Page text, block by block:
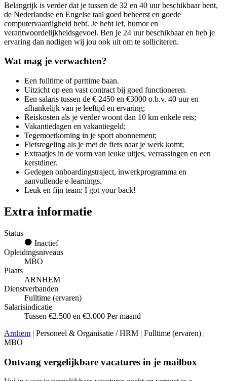
Belangrijk is verder dat je tussen de 32 en 40 uur beschikbaar bent,
de Nederlandse en Engelse taal goed beheerst en goede
computervaardigheid hebt. Je hebt lef, humor en
verantwoordelijkheidsgevoel. Ben je 24 uur beschikbaar en heb je
ervaring dan nodigen wij jou ook uit om te solliciteren.
Wat mag je verwachten?
Een fulltime of parttime baan.
Uitzicht op een vast contract bij goed functioneren.
Een salaris tussen de € 2450 en €3000 o.b.v. 40 uur en
afhankelijk van je leeftijd en ervaring;
Reiskosten als je verder woont dan 10 km enkele reis;
Vakantiedagen en vakantiegeld;
Tegemoetkoming in je sport abonnement;
Fietsregeling als je met de fiets naar je werk komt;
Extraatjes in de vorm van leuke uitjes, verrassingen en een
kerstdiner.
Gedegen onboardingstraject, inwerkprogramma en
aanvullende e-learnings.
Leuk en fijn team: I got your back!
Extra informatie
Status
Inactief
Opleidingsniveaus
MBO
Plaats
ARNHEM
Dienstverbanden
Fulltime (ervaren)
Salarisindicatie
Tussen €2.500 en €3.000 Per maand
Arnhem | Personeel & Organisatie / HRM | Fulltime (ervaren) |
MBO
Ontvang vergelijkbare vacatures in je mailbox